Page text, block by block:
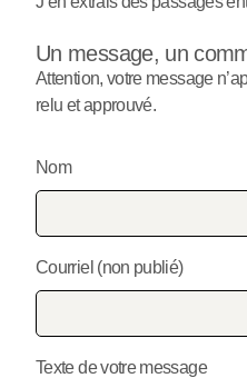
Un message, un
Attention, votre message
relu et approuvé.
Nom
Courriel (non publié)
Texte de votre message